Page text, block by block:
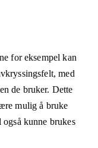
for eksempel kan
med
de bruker. Dette
mulig å bruke
kunne brukes